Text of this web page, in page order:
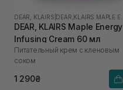
DEAR, KLAIRS
DEAR, KLAIRS Maple Energy
Infusing Cream 60 мл
Питательный крем с кленовым
соком
1 290₴